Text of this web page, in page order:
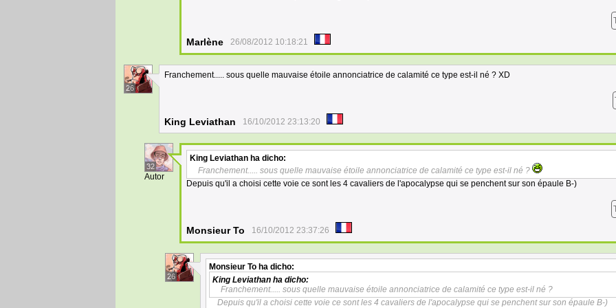
Marlène 26/08/2012 10:18:21
26
Franchement..... sous quelle mauvaise étoile annonciatrice de calamité ce type est-il né ? XD
King Leviathan 16/10/2012 23:13:20
32
Autor
King Leviathan ha dicho:
Franchement..... sous quelle mauvaise étoile annonciatrice de calamité ce type est-il né ?
Depuis qu'il a choisi cette voie ce sont les 4 cavaliers de l'apocalypse qui se penchent sur son épaule B-)
Monsieur To 16/10/2012 23:37:26
26
Monsieur To ha dicho:
King Leviathan ha dicho:
Franchement..... sous quelle mauvaise étoile annonciatrice de calamité ce type est-il né ?
Depuis qu'il a choisi cette voie ce sont les 4 cavaliers de l'apocalypse qui se penchent sur son épaule B-)